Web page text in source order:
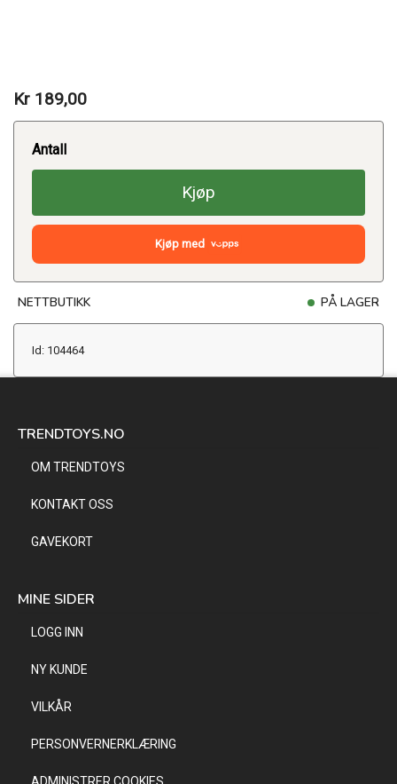
Kr 189,00
Antall
Kjøp
Kjøp med
NETTBUTIKK PÅ LAGER
Id: 104464
TRENDTOYS.NO
OM TRENDTOYS
KONTAKT OSS
GAVEKORT
MINE SIDER
LOGG INN
NY KUNDE
VILKÅR
PERSONVERNERKLÆRING